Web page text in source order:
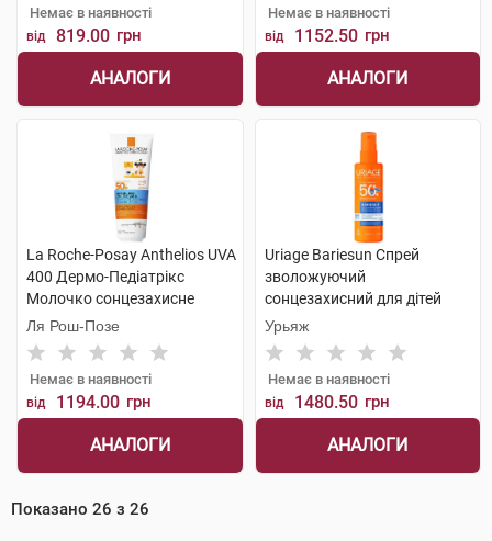
Немає в наявності
від 819.00 грн
АНАЛОГИ
Немає в наявності
від 1152.50 грн
АНАЛОГИ
La Roche-Posay Anthelios UVA
400 Дермо-Педіатрікс
Молочко сонцезахисне
водостійке зволожувальне
SPF50+ 250 мл 1 туба
Ля Рош-Позе
Немає в наявності
від 1194.00 грн
АНАЛОГИ
Uriage Bariesun Спрей
зволожуючий
сонцезахисний для дітей
SPF50+ 200 мл 1 флакон
Урьяж
Немає в наявності
від 1480.50 грн
АНАЛОГИ
Показано 26 з 26